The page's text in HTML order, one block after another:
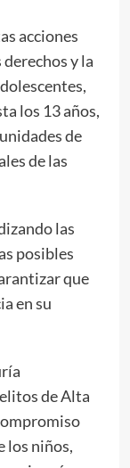
acciones
y la
los 13 años,
de
de las
las
posibles
que
en su
de Alta
los niños,